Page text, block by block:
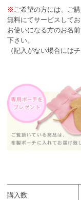
※ ご希望の方には、ご
無料にてサービスしてお
お使いになる方のお名
下さい。
（記入がない場合には
購入数